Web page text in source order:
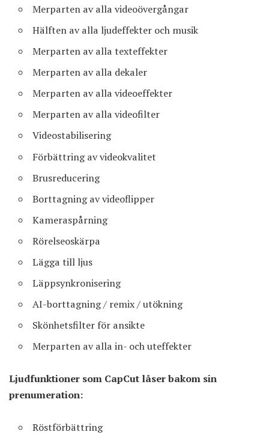
Merparten av alla videoövergångar
Hälften av alla ljudeffekter och musik
Merparten av alla texteffekter
Merparten av alla dekaler
Merparten av alla videoeffekter
Merparten av alla videofilter
Videostabilisering
Förbättring av videokvalitet
Brusreducering
Borttagning av videoflipper
Kameraspårning
Rörelseoskärpa
Lägga till ljus
Läppsynkronisering
AI-borttagning / remix / utökning
Skönhetsfilter för ansikte
Merparten av alla in- och uteffekter
Ljudfunktioner som CapCut låser bakom sin
prenumeration:
Röstförbättring